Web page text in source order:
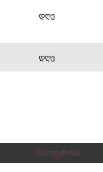
დღე
დღე
რაოდენობა